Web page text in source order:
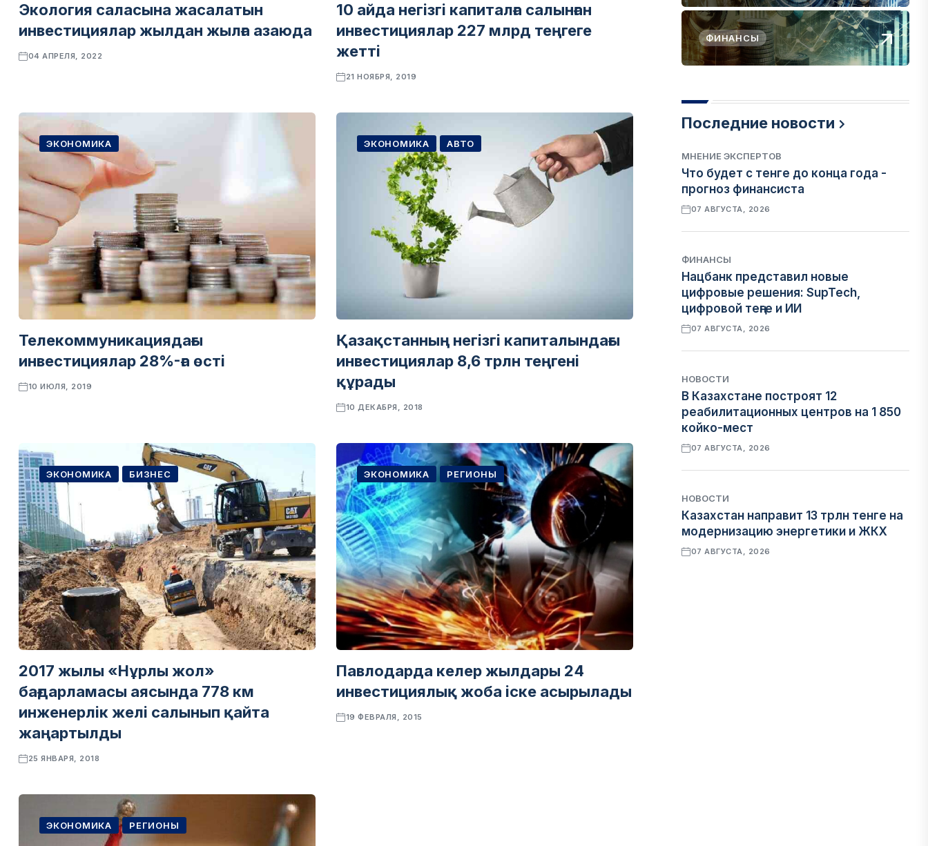
Экология саласына жасалатын
инвестициялар жылдан жылға азаюда
04 АПРЕЛЯ, 2022
10 айда негізгі капиталға салынған
инвестициялар 227 млрд теңгеге
жетті
21 НОЯБРЯ, 2019
ЭКОНОМИКА
Телекоммуникациядағы
инвестициялар 28%-ға өсті
10 ИЮЛЯ, 2019
ЭКОНОМИКА АВТО
Қазақстанның негізгі капиталындағы
инвестициялар 8,6 трлн теңгені
құрады
10 ДЕКАБРЯ, 2018
ЭКОНОМИКА БИЗНЕС
2017 жылы «Нұрлы жол»
бағдарламасы аясында 778 км
инженерлік желі салынып қайта
жаңартылды
25 ЯНВАРЯ, 2018
ЭКОНОМИКА РЕГИОНЫ
Павлодарда келер жылдары 24
инвестициялық жоба іске асырылады
19 ФЕВРАЛЯ, 2015
ЭКОНОМИКА РЕГИОНЫ
ФИНАНСЫ
Последние новости
МНЕНИЕ ЭКСПЕРТОВ
Что будет с тенге до конца года -
прогноз финансиста
07 АВГУСТА, 2026
ФИНАНСЫ
Нацбанк представил новые
цифровые решения: SupTech,
цифровой теңге и ИИ
07 АВГУСТА, 2026
НОВОСТИ
В Казахстане построят 12
реабилитационных центров на 1 850
койко-мест
07 АВГУСТА, 2026
НОВОСТИ
Казахстан направит 13 трлн тенге на
модернизацию энергетики и ЖКХ
07 АВГУСТА, 2026